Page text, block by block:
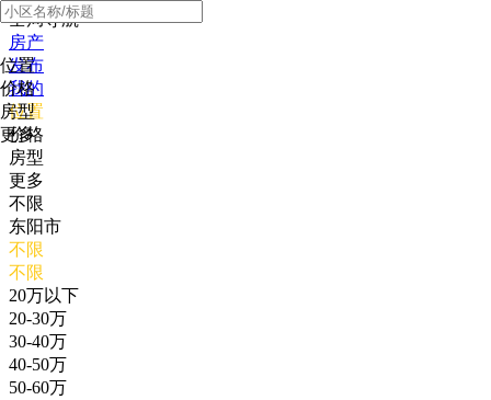
全局导航
房产
发布
我的
位置
价格
房型
更多
位置
价格
房型
更多
不限
东阳市
不限
不限
20万以下
20-30万
30-40万
40-50万
50-60万